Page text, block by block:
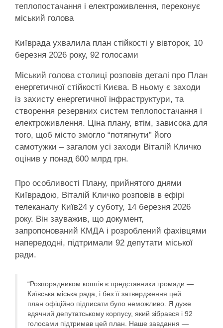
теплопостачання і електроживлення, переконує
міський голова
Київрада ухвалила план стійкості у вівторок, 10
березня 2026 року, 92 голосами
Міський голова столиці розповів деталі про План
енергетичної стійкості Києва. В ньому є заходи
із захисту енергетичної інфраструктури, та
створення резервних систем теплопостачання і
електроживлення. Ціна плану, втім, зависока для
того, щоб місто змогло “потягнути” його
самотужки – загалом усі заходи Віталій Кличко
оцінив у понад 600 млрд грн.
Про особливості Плану, прийнятого днями
Київрадою, Віталій Кличко розповів в ефірі
телеканалу Київ24 у суботу, 14 березня 2026
року. Він зауважив, що документ,
запропонований КМДА і розроблений фахівцями
напередодні, підтримали 92 депутати міської
ради.
“Розпорядником коштів є представники громади —
Київська міська рада, і без її затвердження цей
план офіційно підписати було неможливо. Я дуже
вдячний депутатському корпусу, який зібрався і 92
голосами підтримав цей план. Наше завдання —